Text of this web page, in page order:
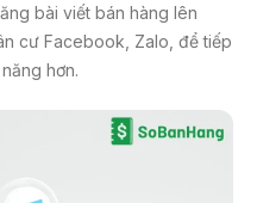
bài viết bán hàng lên
cư Facebook, Zalo, để tiếp
hơn.